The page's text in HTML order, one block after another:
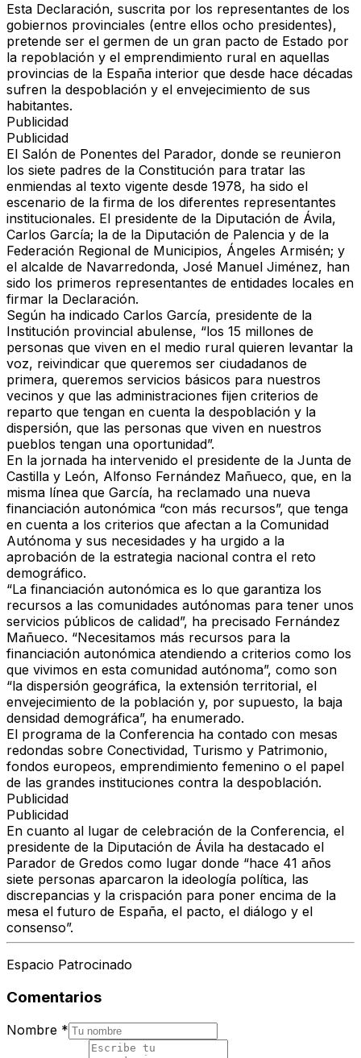
Esta Declaración, suscrita por los representantes de los
gobiernos provinciales (entre ellos ocho presidentes),
pretende ser el germen de un gran pacto de Estado por
la repoblación y el emprendimiento rural en aquellas
provincias de la España interior que desde hace décadas
sufren la despoblación y el envejecimiento de sus
habitantes.
Publicidad
Publicidad
El Salón de Ponentes del Parador, donde se reunieron
los siete padres de la Constitución para tratar las
enmiendas al texto vigente desde 1978, ha sido el
escenario de la firma de los diferentes representantes
institucionales. El presidente de la Diputación de Ávila,
Carlos García; la de la Diputación de Palencia y de la
Federación Regional de Municipios, Ángeles Armisén; y
el alcalde de Navarredonda, José Manuel Jiménez, han
sido los primeros representantes de entidades locales en
firmar la Declaración.
Según ha indicado Carlos García, presidente de la
Institución provincial abulense, “los 15 millones de
personas que viven en el medio rural quieren levantar la
voz, reivindicar que queremos ser ciudadanos de
primera, queremos servicios básicos para nuestros
vecinos y que las administraciones fijen criterios de
reparto que tengan en cuenta la despoblación y la
dispersión, que las personas que viven en nuestros
pueblos tengan una oportunidad”.
En la jornada ha intervenido el presidente de la Junta de
Castilla y León, Alfonso Fernández Mañueco, que, en la
misma línea que García, ha reclamado una nueva
financiación autonómica “con más recursos”, que tenga
en cuenta a los criterios que afectan a la Comunidad
Autónoma y sus necesidades y ha urgido a la
aprobación de la estrategia nacional contra el reto
demográfico.
“La financiación autonómica es lo que garantiza los
recursos a las comunidades autónomas para tener unos
servicios públicos de calidad”, ha precisado Fernández
Mañueco. “Necesitamos más recursos para la
financiación autonómica atendiendo a criterios como los
que vivimos en esta comunidad autónoma”, como son
“la dispersión geográfica, la extensión territorial, el
envejecimiento de la población y, por supuesto, la baja
densidad demográfica”, ha enumerado.
El programa de la Conferencia ha contado con mesas
redondas sobre Conectividad, Turismo y Patrimonio,
fondos europeos, emprendimiento femenino o el papel
de las grandes instituciones contra la despoblación.
Publicidad
Publicidad
En cuanto al lugar de celebración de la Conferencia, el
presidente de la Diputación de Ávila ha destacado el
Parador de Gredos como lugar donde “hace 41 años
siete personas aparcaron la ideología política, las
discrepancias y la crispación para poner encima de la
mesa el futuro de España, el pacto, el diálogo y el
consenso”.
Espacio Patrocinado
Comentarios
Nombre *